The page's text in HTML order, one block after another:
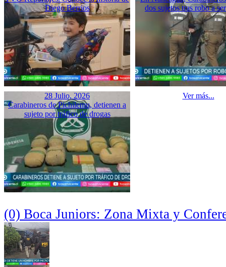
Diego Berrios
dos sujetos tras robo a
28 Julio, 2026
Carabineros de Pichilemu, detienen a
sujeto por tráfico de drogas
Ver más...
(0) Boca Juniors: Zona Mixta y